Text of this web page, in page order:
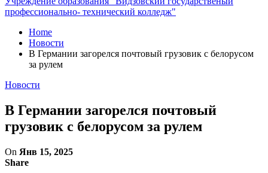
профессионально- технический колледж"
Home
Новости
В Германии загорелся почтовый грузовик с белорусом
за рулем
Новости
В Германии загорелся почтовый
грузовик с белорусом за рулем
On Янв 15, 2025
Share